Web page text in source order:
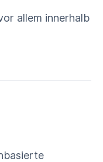
allem innerhalb